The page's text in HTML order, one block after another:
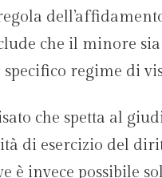
che il minore
regime di
che spetta al
di esercizio del
è invece possibile